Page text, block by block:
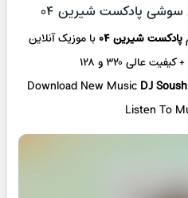
پادکست شیرین ۰۴
پادکست شیرین ۰۴
با موزیک آنلاین
عالی ۳۲۰ و ۱۲۸
Download New Music DJ
Listen To